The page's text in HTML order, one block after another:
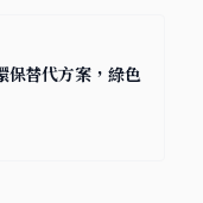
保替代方案，綠色